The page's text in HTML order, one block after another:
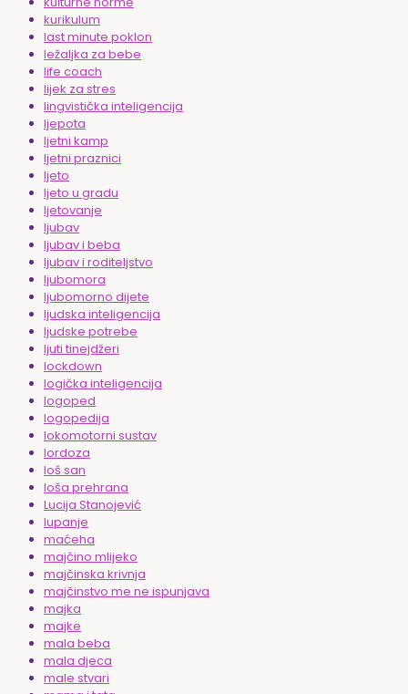
kurikulum
last minute poklon
ležaljka za bebe
life coach
lijek za stres
lingvistička inteligencija
ljepota
ljetni kamp
ljetni praznici
ljeto
ljeto u gradu
ljetovanje
ljubav
ljubav i beba
ljubav i roditeljstvo
ljubomora
ljubomorno dijete
ljudska inteligencija
ljudske potrebe
ljuti tinejdžeri
lockdown
logička inteligencija
logoped
logopedija
lokomotorni sustav
lordoza
loš san
loša prehrana
Lucija Stanojević
lupanje
maćeha
majčino mlijeko
majčinska krivnja
majčinstvo me ne ispunjava
majka
majke
mala beba
mala djeca
male stvari